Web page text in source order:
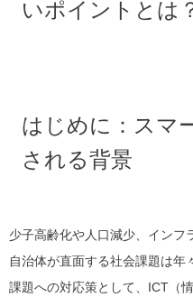
いポイントとは
はじめに：スマ
される背景
少子高齢化や人口減少、インフ
自治体が直面する社会課題は年
課題への対応策として、ICT（